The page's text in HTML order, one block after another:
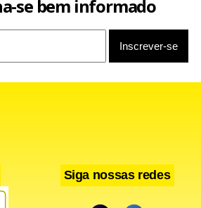
se bem informado
Siga nossas redes